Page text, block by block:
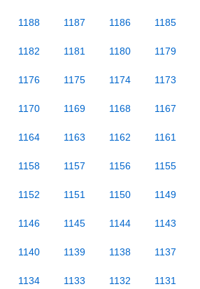
1188 1187 1186 1185
1182 1181 1180 1179
1176 1175 1174 1173
1170 1169 1168 1167
1164 1163 1162 1161
1158 1157 1156 1155
1152 1151 1150 1149
1146 1145 1144 1143
1140 1139 1138 1137
1134 1133 1132 1131